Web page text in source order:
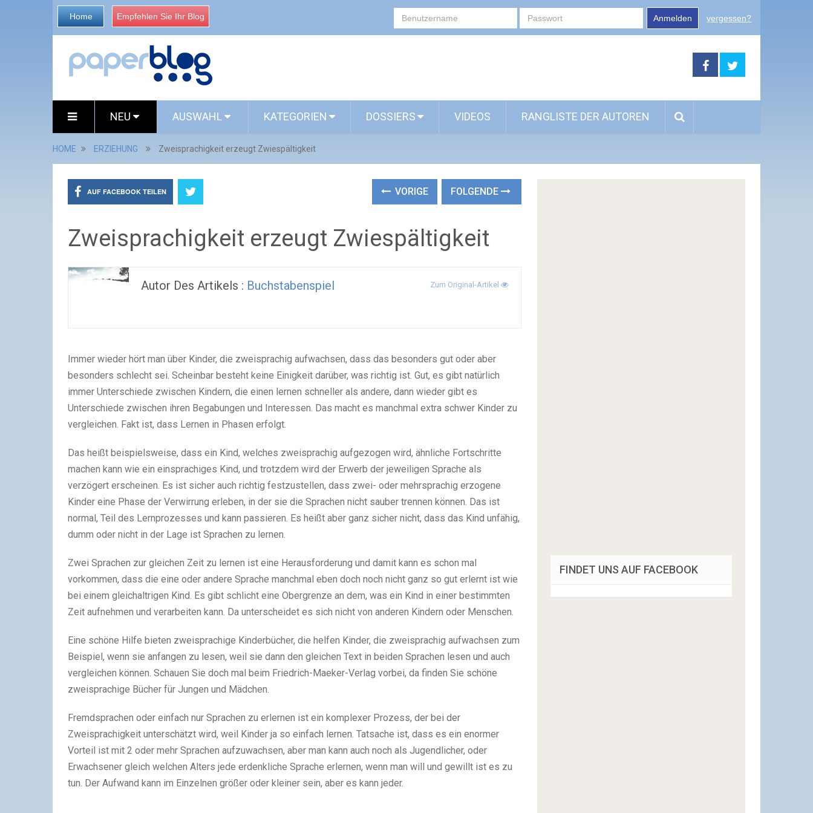
Home Empfehlen Sie Ihr Blog Anmelden vergessen?
NEU AUSWAHL KATEGORIEN DOSSIERS VIDEOS RANGLISTE DER AUTOREN
HOME ERZIEHUNG Zweisprachigkeit erzeugt Zwiespältigkeit
AUF FACEBOOK TEILEN VORIGE FOLGENDE
Zweisprachigkeit erzeugt Zwiespältigkeit
Autor Des Artikels : Buchstabenspiel Zum Original-Artikel
Immer wieder hört man über Kinder, die zweisprachig aufwachsen, dass das besonders gut oder aber
besonders schlecht sei. Scheinbar besteht keine Einigkeit darüber, was richtig ist. Gut, es gibt natürlich
immer Unterschiede zwischen Kindern, die einen lernen schneller als andere, dann wieder gibt es
Unterschiede zwischen ihren Begabungen und Interessen. Das macht es manchmal extra schwer Kinder zu
vergleichen. Fakt ist, dass Lernen in Phasen erfolgt.
Das heißt beispielsweise, dass ein Kind, welches zweisprachig aufgezogen wird, ähnliche Fortschritte
machen kann wie ein einsprachiges Kind, und trotzdem wird der Erwerb der jeweiligen Sprache als
verzögert erscheinen. Es ist sicher auch richtig festzustellen, dass zwei- oder mehrsprachig erzogene
Kinder eine Phase der Verwirrung erleben, in der sie die Sprachen nicht sauber trennen können. Das ist
normal, Teil des Lernprozesses und kann passieren. Es heißt aber ganz sicher nicht, dass das Kind unfähig,
dumm oder nicht in der Lage ist Sprachen zu lernen.
Zwei Sprachen zur gleichen Zeit zu lernen ist eine Herausforderung und damit kann es schon mal
vorkommen, dass die eine oder andere Sprache manchmal eben doch noch nicht ganz so gut erlernt ist wie
bei einem gleichaltrigen Kind. Es gibt schlicht eine Obergrenze an dem, was ein Kind in einer bestimmten
Zeit aufnehmen und verarbeiten kann. Da unterscheidet es sich nicht von anderen Kindern oder Menschen.
Eine schöne Hilfe bieten zweisprachige Kinderbücher, die helfen Kinder, die zweisprachig aufwachsen zum
Beispiel, wenn sie anfangen zu lesen, weil sie dann den gleichen Text in beiden Sprachen lesen und auch
vergleichen können. Schauen Sie doch mal beim Friedrich-Maeker-Verlag vorbei, da finden Sie schöne
zweisprachige Bücher für Jungen und Mädchen.
Fremdsprachen oder einfach nur Sprachen zu erlernen ist ein komplexer Prozess, der bei der
Zweisprachigkeit unterschätzt wird, weil Kinder ja so einfach lernen. Tatsache ist, dass es ein enormer
Vorteil ist mit 2 oder mehr Sprachen aufzuwachsen, aber man kann auch noch als Jugendlicher, oder
Erwachsener gleich welchen Alters jede erdenkliche Sprache erlernen, wenn man will und gewillt ist es zu
tun. Der Aufwand kann im Einzelnen größer oder kleiner sein, aber es kann jeder.
FINDET UNS AUF FACEBOOK